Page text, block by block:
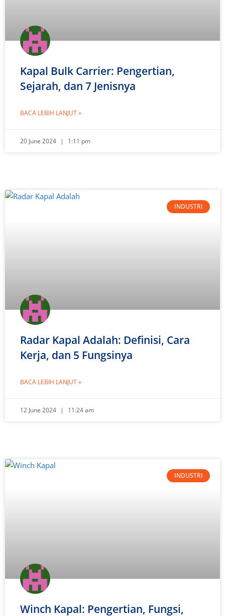
Kapal Bulk Carrier: Pengertian,
Sejarah, dan 7 Jenisnya
BACA LEBIH LANJUT »
20 June 2024 1:11 pm
INDUSTRI
Radar Kapal Adalah: Definisi, Cara
Kerja, dan 5 Fungsinya
BACA LEBIH LANJUT »
12 June 2024 11:24 am
INDUSTRI
Winch Kapal: Pengertian, Fungsi,